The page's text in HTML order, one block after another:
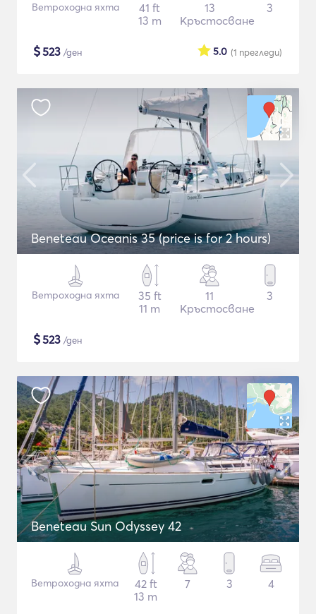
Ветроходна яхта
41 ft
13 m
13
Кръстосване
3
$523 /ден (1 прегледи)
5.0
Beneteau Oceanis 35 (price is for 2 hours)
Ветроходна яхта
35 ft
11 m
11
Кръстосване
3
$523 /ден
Beneteau Sun Odyssey 42
Ветроходна яхта
42 ft
13 m
7 3 4